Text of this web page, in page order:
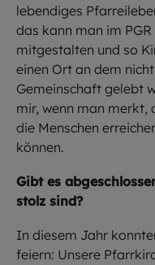
lebendiges
das kann man im
mitgestalten und so
einen Ort an dem
Gemeinschaft gelebt
mir, wenn man merkt,
die Menschen
können.
Gibt es
stolz sind?
In diesem Jahr
feiern: Unsere